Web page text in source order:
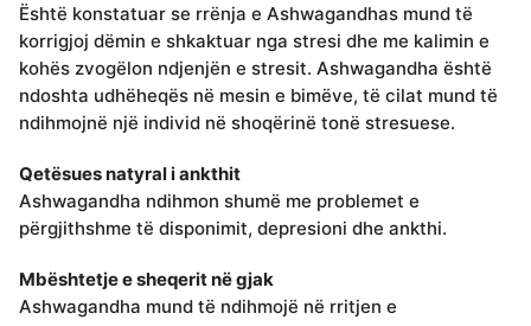
Është konstatuar se rrënja e Ashwagandhas mund të
korrigjoj dëmin e shkaktuar nga stresi dhe me kalimin e
kohës zvogëlon ndjenjën e stresit. Ashwagandha është
ndoshta udhëheqës në mesin e bimëve, të cilat mund të
ndihmojnë një individ në shoqërinë tonë stresuese.
Qetësues natyral i ankthit
Ashwagandha ndihmon shumë me problemet e
përgjithshme të disponimit, depresioni dhe ankthi.
Mbështetje e sheqerit në gjak
Ashwagandha mund të ndihmojë në rritjen e